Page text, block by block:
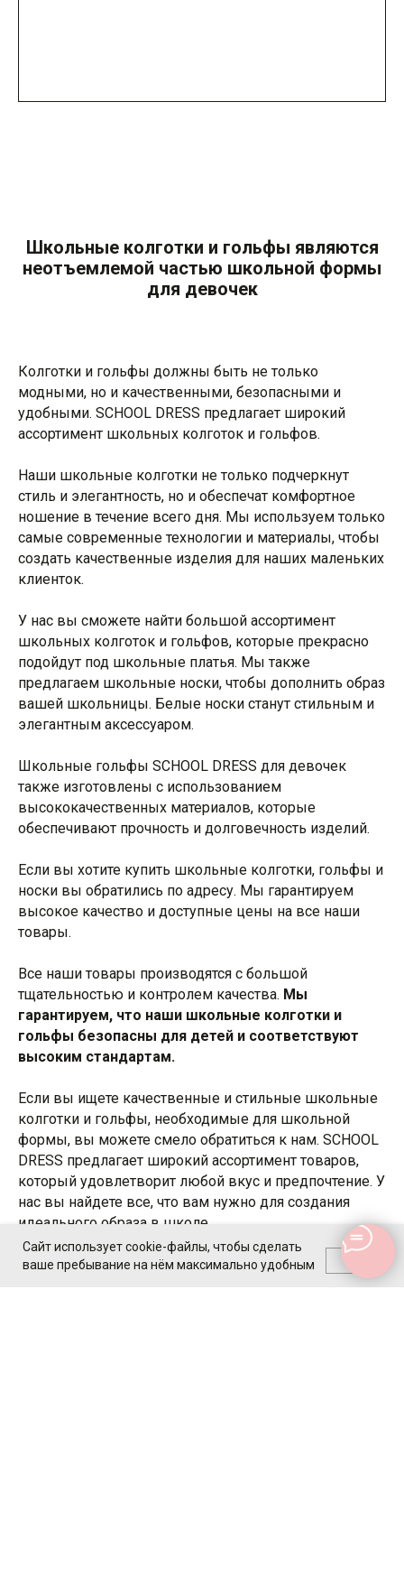
Школьные колготки и гольфы являются
неотъемлемой частью школьной формы
для девочек
Колготки и гольфы должны быть не только
модными, но и качественными, безопасными и
удобными. SCHOOL DRESS предлагает широкий
ассортимент школьных колготок и гольфов.
Наши школьные колготки не только подчеркнут
стиль и элегантность, но и обеспечат комфортное
ношение в течение всего дня. Мы используем только
самые современные технологии и материалы, чтобы
создать качественные изделия для наших маленьких
клиенток.
У нас вы сможете найти большой ассортимент
школьных колготок и гольфов, которые прекрасно
подойдут под школьные платья. Мы также
предлагаем школьные носки, чтобы дополнить образ
вашей школьницы. Белые носки станут стильным и
элегантным аксессуаром.
Школьные гольфы SCHOOL DRESS для девочек
также изготовлены с использованием
высококачественных материалов, которые
обеспечивают прочность и долговечность изделий.
Если вы хотите купить школьные колготки, гольфы и
носки вы обратились по адресу. Мы гарантируем
высокое качество и доступные цены на все наши
товары.
Все наши товары производятся с большой
тщательностью и контролем качества. Мы
гарантируем, что наши школьные колготки и
гольфы безопасны для детей и соответствуют
высоким стандартам.
Если вы ищете качественные и стильные школьные
колготки и гольфы, необходимые для школьной
формы, вы можете смело обратиться к нам. SCHOOL
DRESS предлагает широкий ассортимент товаров,
который удовлетворит любой вкус и предпочтение. У
нас вы найдете все, что вам нужно для создания
идеального образа в школе.
У нас Вы можете купить недорогие гольфы для
девочек в школу, школьные колготки, носки в
Сайт использует cookie-файлы, чтобы сделать
ваше пребывание на нём максимально удобным